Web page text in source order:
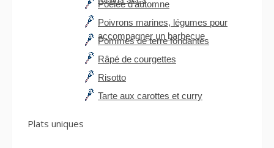
Poêlée d’automne
Poivrons marines, légumes pour
accompagner un barbecue
Pommes de terre fondantes
Râpé de courgettes
Risotto
Tarte aux carottes et curry
Plats uniques